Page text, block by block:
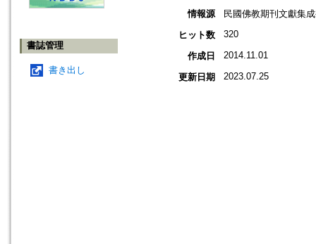
書誌管理
書き出し
情報源
民國佛教期刊文獻集
ヒット数
320
作成日 2014.11.01
更新日期 2023.07.25